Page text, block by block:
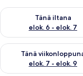
Tänä iltana
elok. 6 - elok. 7
Tarkista tämän illan
Tänä
elok. 7 - elok. 9
Tarkista tämän